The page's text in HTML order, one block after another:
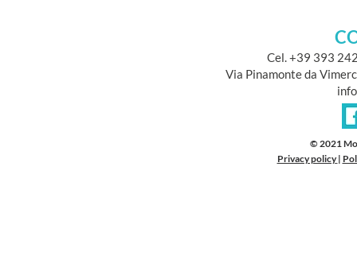
Cel. +39 393
Via Pinamonte da
© 2021
Privacy policy |